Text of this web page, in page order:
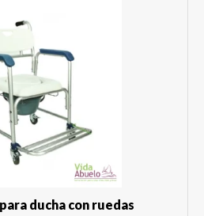
ducha con ruedas